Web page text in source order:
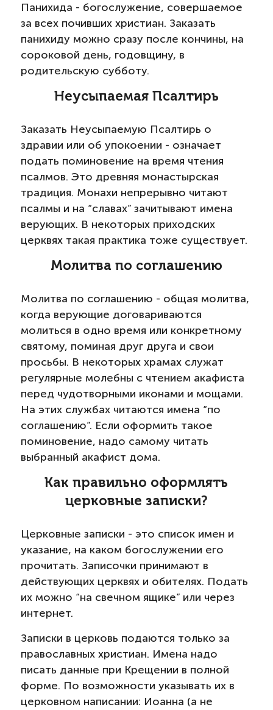
Панихида - богослужение, совершаемое
за всех почивших христиан. Заказать
панихиду можно сразу после кончины, на
сороковой день, годовщину, в
родительскую субботу.
Неусыпаемая Псалтирь
Заказать Неусыпаемую Псалтирь о
здравии или об упокоении - означает
подать поминовение на время чтения
псалмов. Это древняя монастырская
традиция. Монахи непрерывно читают
псалмы и на “славах” зачитывают имена
верующих. В некоторых приходских
церквях такая практика тоже существует.
Молитва по соглашению
Молитва по соглашению - общая молитва,
когда верующие договариваются
молиться в одно время или конкретному
святому, поминая друг друга и свои
просьбы. В некоторых храмах служат
регулярные молебны с чтением акафиста
перед чудотворными иконами и мощами.
На этих службах читаются имена “по
соглашению”. Если оформить такое
поминовение, надо самому читать
выбранный акафист дома.
Как правильно оформлять
церковные записки?
Церковные записки - это список имен и
указание, на каком богослужении его
прочитать. Записочки принимают в
действующих церквях и обителях. Подать
их можно “на свечном ящике” или через
интернет.
Записки в церковь подаются только за
православных христиан. Имена надо
писать данные при Крещении в полной
форме. По возможности указывать их в
церковном написании: Иоанна (а не